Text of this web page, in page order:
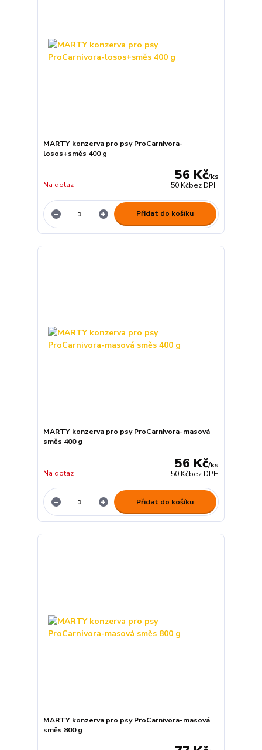
MARTY konzerva pro psy ProCarnivora-
losos+směs 400 g
56 Kč/ks
50 Kčbez DPH
Na dotaz
Přidat do košíku
MARTY konzerva pro psy ProCarnivora-masová
směs 400 g
56 Kč/ks
50 Kčbez DPH
Na dotaz
Přidat do košíku
MARTY konzerva pro psy ProCarnivora-masová
směs 800 g